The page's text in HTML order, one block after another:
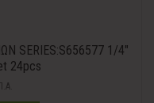
SERIES:S656577 1/4″
24pcs